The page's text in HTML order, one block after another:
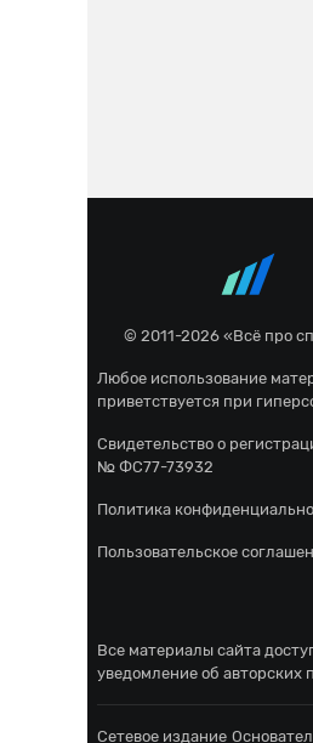
© 2011-2026 «Всё про
Любое использование
приветствуется при
Свидетельство о
№ ФС77-73932
Политика
Пользовательское
Все материалы сайта
уведомление об авторских
Сетевое издание